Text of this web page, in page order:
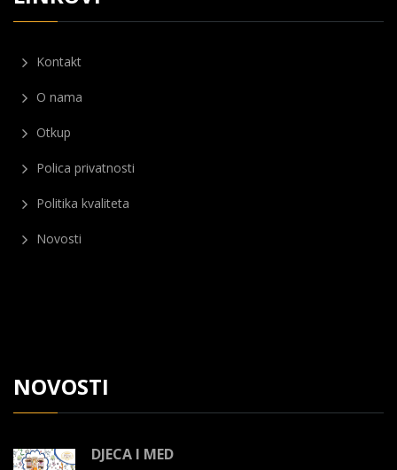
Kontakt
O nama
Otkup
Polica privatnosti
Politika kvaliteta
Novosti
NOVOSTI
DJECA I MED